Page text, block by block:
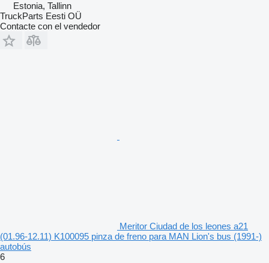
Estonia, Tallinn
TruckParts Eesti OÜ
Contacte con el vendedor
Meritor Ciudad de los leones a21
(01.96-12.11) K100095 pinza de freno para MAN Lion's bus (1991-)
autobús
6